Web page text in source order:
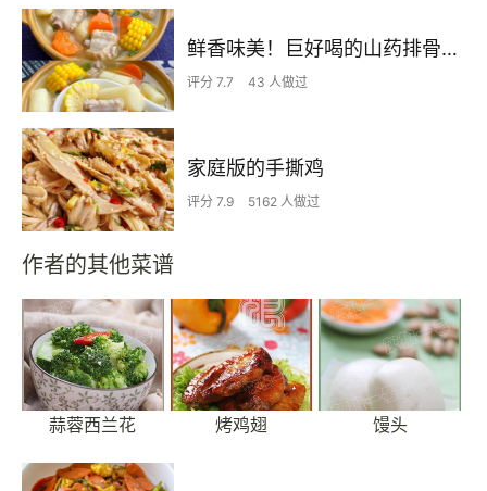
鲜香味美！巨好喝的山药排骨汤！！
评分 7.7 43 人做过
家庭版的手撕鸡
评分 7.9 5162 人做过
作者的其他菜谱
蒜蓉西兰花 烤鸡翅 馒头